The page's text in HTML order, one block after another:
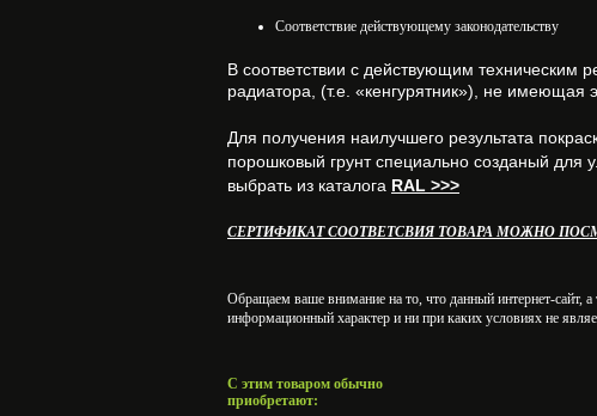
Соответствие действующему законодательству
В соответствии с действующим техническим
радиатора, (т.е. «кенгурятник»), не
Для получения наилучшего результата
порошковый грунт специально созданый для
выбрать из каталога RAL >>>
СЕРТИФИКАТ СООТВЕТСВИЯ ТОВАРА МОЖНО
Обращаем ваше внимание на то, что данный интернет-сайт,
информационный характер и ни при каких условиях не
С этим товаром обычно
приобретают: